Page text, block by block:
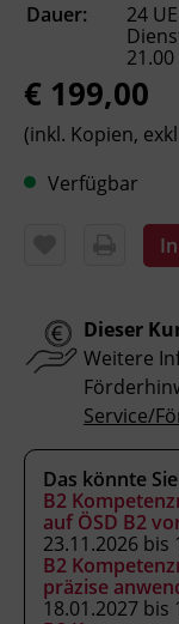
sowie
Arbeitsmarkt
Kursformat
Abschluss
Bitte
stattfinden.
innerhalb
Dauer:
24 UE
€ 199,00
(inkl. Kopien,
Verfügbar
Dieser
Weitere
Service/
Das könnte
B2
auf ÖSD B2
23.11.2026 bis
B2
präzise
18.01.2027 bis